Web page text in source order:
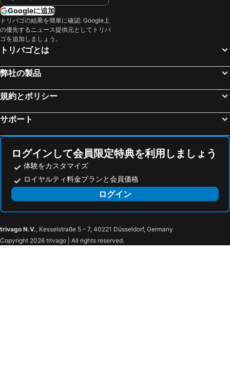
ベストウェスタン プラス シティ ホテル
Novotel Genova City
Mercure Genova San Biagio
ホテル カイローリ
タワー ジェノヴァ エアポート ホテル & カンファレンス センター
Hotel Le Tre Stazioni
ホテル レ トレ スタジオーニ
Hotel La Superba
Hotel Bologna
アレーナ・ディ・ヴェローナ
ジェノヴァ＝セストリ空港
ボローニャ・ボルゴ・パニゴーレ空港
プロムナード・デ・ザングレ
Bergamo Città Alta
コモ湖
Duomo Metro Station
Piazza della Vittoria
Porta Venezia
Libération
Fortezza da Basso
Mediolanum Forum
旧市街
Caiazzo Metro Station
サンタ・マリア・デッレ・グラツィエ教会
Museo del Duomo di Milano
Lotto - Fieramilanocity Metro Station
Stazione Milano Lambrate
Piazza Principe Station
Cristoforo Colombo
Galata Museum of the Sea
Museo delle Culture del Mondo Castello d'Albertis
Caruggi
Via del Campo 29 rosso
Googleに追加
トリバゴの結果を簡単に確認: Google上
の優先するニュース提供元としてトリバ
ゴを追加しましょう。
トリバゴとは
弊社の製品
規約とポリシー
サポート
ログインして会員限定特典を利用しましょう
体験をカスタマイズ
ロイヤルティ料金プランと会員価格
ログイン
trivago N.V., Kesselstraße 5 – 7, 40221 Düsseldorf, Germany
Copyright 2026 trivago | All rights reserved.